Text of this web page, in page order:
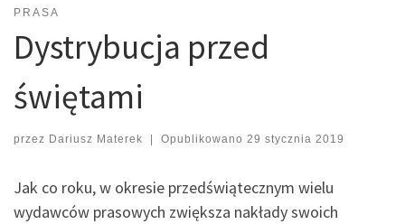
PRASA
Dystrybucja przed
świętami
przez Dariusz Materek Opublikowano 29 stycznia 2019
Jak co roku, w okresie przedświątecznym wielu
wydawców prasowych zwiększa nakłady swoich